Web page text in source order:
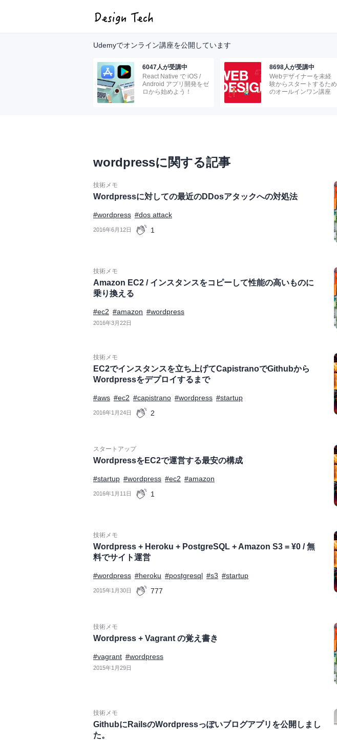
Udemyでオンライン講座を公開しています
6047人が受講中
React Native で iOS /
Android アプリ開発をゼ
ロから始めよう！
8698人が受講中
Webデザイナーを未経
験からスタートするため
のオールインワン講座
wordpressに関する記事
技術メモ
Wordpressに対しての最近のDDosアタックへの対処法
#wordpress #dos attack
2016年6月12日 1
技術メモ
Amazon EC2 / インスタンスをコピーして性能の高いものに
乗り換える
#ec2 #amazon #wordpress
2016年3月22日
技術メモ
EC2でインスタンスを立ち上げてCapistranoでGithubから
Wordpressをデプロイするまで
#aws #ec2 #capistrano #wordpress #startup
2016年1月24日 2
スタートアップ
WordpressをEC2で運営する最安の構成
#startup #wordpress #ec2 #amazon
2016年1月11日 1
技術メモ
Wordpress + Heroku + PostgreSQL + Amazon S3 = ¥0 / 無
料でサイト運営
#wordpress #heroku #postgresql #s3 #startup
2015年1月30日 777
技術メモ
Wordpress + Vagrant の覚え書き
#vagrant #wordpress
2015年1月29日
技術メモ
GithubにRailsのWordpressっぽいブログアプリを公開しまし
た。